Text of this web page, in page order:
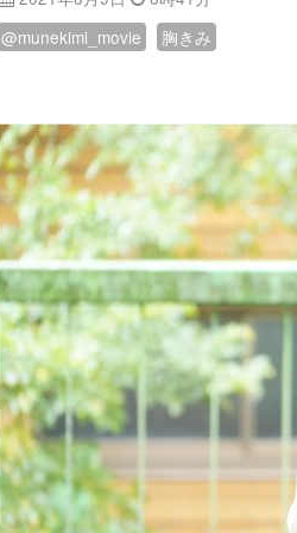
@munekimi_movie
胸きみ